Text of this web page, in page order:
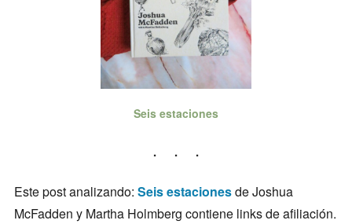
Seis estaciones
Este post analizando: Seis estacionesde Joshua
McFadden y Martha Holmberg contiene links de afiliación.